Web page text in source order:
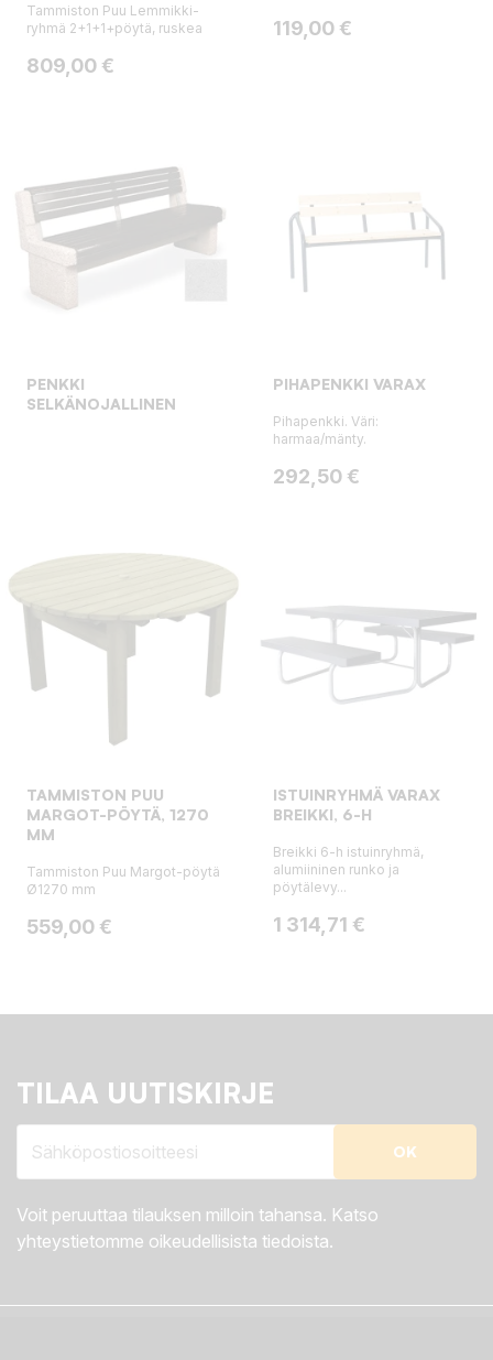
Tammiston Puu Lemmikki-
ryhmä 2+1+1+pöytä, ruskea
Hinta
809,00 €
Hinta
119,00 €
PENKKI
SELKÄNOJALLINEN
PIHAPENKKI VARAX
Pihapenkki. Väri:
harmaa/mänty.
Hinta
292,50 €
TAMMISTON PUU
MARGOT-PÖYTÄ, 1270
MM
Tammiston Puu Margot-pöytä
Ø1270 mm
Hinta
559,00 €
ISTUINRYHMÄ VARAX
BREIKKI, 6-H
Breikki 6-h istuinryhmä,
alumiininen runko ja
pöytälevy...
Hinta
1 314,71 €
TILAA UUTISKIRJE
Voit peruuttaa tilauksen milloin tahansa. Katso
yhteystietomme oikeudellisista tiedoista.